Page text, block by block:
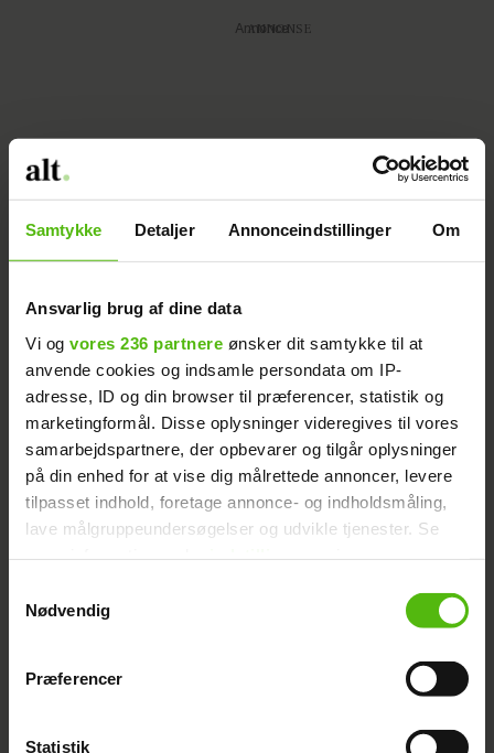
Samtykke Detaljer Annonceindstillinger Om
Ansvarlig brug af dine data
Vi og vores 236 partnere ønsker dit samtykke til at
anvende cookies og indsamle persondata om IP-
adresse, ID og din browser til præferencer, statistik og
marketingformål. Disse oplysninger videregives til vores
samarbejdspartnere, der opbevarer og tilgår oplysninger
på din enhed for at vise dig målrettede annoncer, levere
tilpasset indhold, foretage annonce- og indholdsmåling,
lave målgruppeundersøgelser og udvikle tjenester. Se
tilbage eller ændre indstillinger fra vores
"Cookiedeklaration", eller ved at trykke på "Privacy
Nødvendig
Præferencer
Statistik
Annonce
SE BILLEDERNE: ‘Paradise’-Mads er
Læs også:
HOT NEWS: Reality-babe
har fundet kærligheden
Han fortæller, at nogle af de billeder, som
Fie har lagt op, kan være på grund af ham.
Han slår dog fast, at det hele i så fald er
sket frivilligt under voldsom sex, som de
begge var vilde med.
- Jeg vil gerne slå fast, at jeg aldrig
knytnæveslag eller andet af det, hun